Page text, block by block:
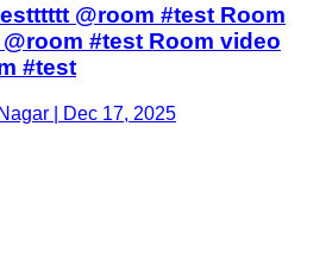
@room #test Room
#test Room video
#test
| Dec 17, 2025